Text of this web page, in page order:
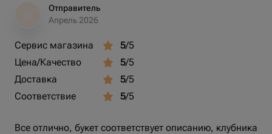
Отправитель
Апрель 2026
Сервис магазина 5/5
Цена/Качество
5/5
Доставка
5/5
Соответствие
5/5
Все отлично, букет соответствует описанию, клубника